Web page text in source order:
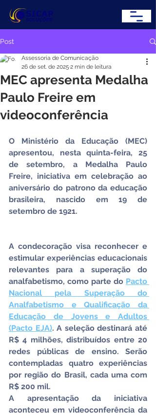
Post
MEC apresenta Medalha
Paulo Freire em
videoconferência
Assessoria de Comunicação
26 de set. de 2025 2 min de leitura
O Ministério da Educação (MEC)
apresentou, nesta quinta-feira, 25
de setembro, a Medalha Paulo
Freire, iniciativa em celebração ao
aniversário do patrono da educação
brasileira, nascido em 19 de
setembro de 1921.
A condecoração visa reconhecer e
estimular experiências educacionais
relevantes para a superação do
analfabetismo, como parte do Pacto
Nacional pela Superação do
Analfabetismo e Qualificação da
Educação de Jovens e Adultos
(Pacto EJA). A seleção destinará até
R$ 4 milhões, distribuídos entre 20
redes públicas de ensino. Serão
contempladas quatro experiências
por região do Brasil, cada uma com
R$ 200 mil.
A apresentação da iniciativa
aconteceu em videoconferência da